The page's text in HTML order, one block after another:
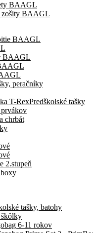
BAAGL
zošity BAAGL
BAAGL
BAAGL
peračníky
Predškolské tašky
prvákov
chrbát
2.stupeň
tašky, batohy
škôlky
6-11 rokov